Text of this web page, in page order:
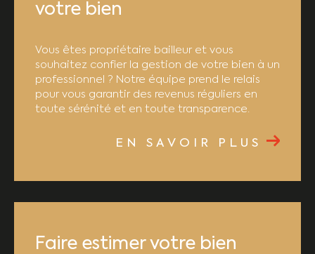
votre bien
Vous êtes propriétaire bailleur et vous
souhaitez confier la gestion de votre bien à un
professionnel ? Notre équipe prend le relais
pour vous garantir des revenus réguliers en
toute sérénité et en toute transparence.
EN SAVOIR PLUS
Faire estimer votre bien